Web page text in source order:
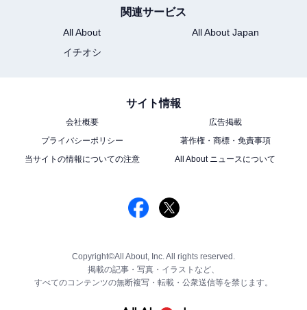
関連サービス
All About
All About Japan
イチオシ
サイト情報
会社概要
広告掲載
プライバシーポリシー
著作権・商標・免責事項
当サイトの情報についての注意
All About ニュースについて
Copyright©All About, Inc. All rights reserved.
掲載の記事・写真・イラストなど、
すべてのコンテンツの無断複写・転載・公衆送信等を禁じます。